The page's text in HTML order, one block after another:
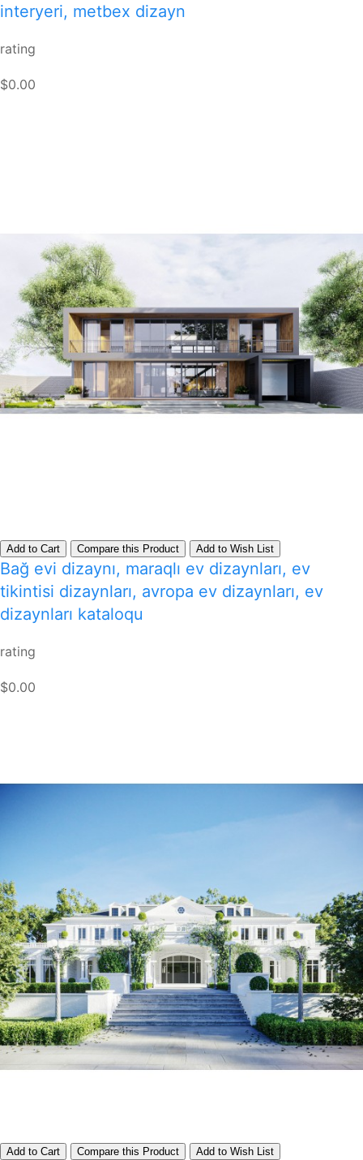
interyeri, metbex dizayn
rating
$0.00
Add to Cart Compare this Product Add to Wish List
Bağ evi dizaynı, maraqlı ev dizaynları, ev
tikintisi dizaynları, avropa ev dizaynları, ev
dizaynları kataloqu
rating
$0.00
Add to Cart Compare this Product Add to Wish List